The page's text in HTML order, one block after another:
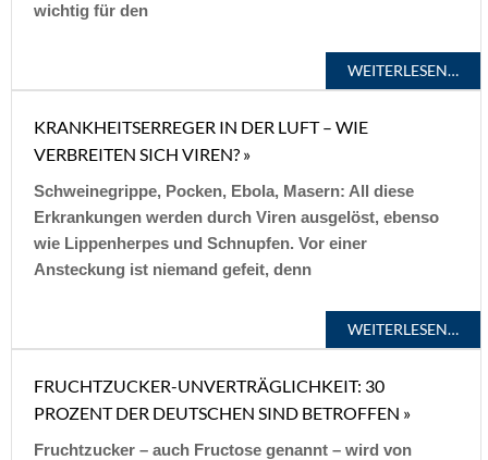
wichtig für den
WEITERLESEN…
KRANKHEITSERREGER IN DER LUFT – WIE
VERBREITEN SICH VIREN? »
Schweinegrippe, Pocken, Ebola, Masern: All diese
Erkrankungen werden durch Viren ausgelöst, ebenso
wie Lippenherpes und Schnupfen. Vor einer
Ansteckung ist niemand gefeit, denn
WEITERLESEN…
FRUCHTZUCKER-UNVERTRÄGLICHKEIT: 30
PROZENT DER DEUTSCHEN SIND BETROFFEN »
Fruchtzucker – auch Fructose genannt – wird von